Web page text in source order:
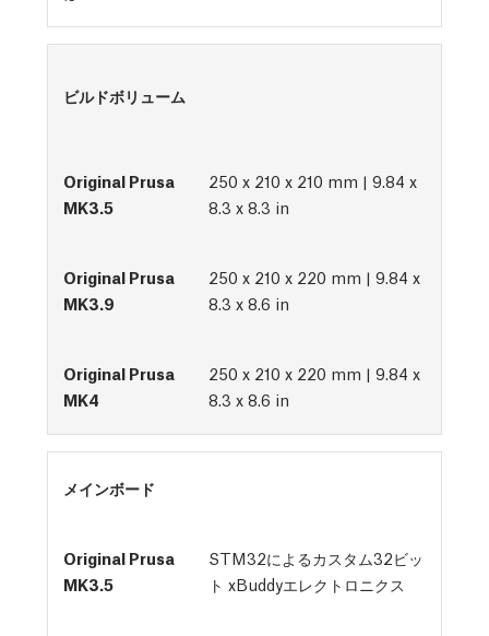
ビルドボリューム
250 x 210 x 210 mm | 9.84 x
8.3 x 8.3 in
250 x 210 x 220 mm | 9.84 x
8.3 x 8.6 in
250 x 210 x 220 mm | 9.84 x
8.3 x 8.6 in
メインボード
STM32によるカスタム32ビッ
ト xBuddyエレクトロニクス